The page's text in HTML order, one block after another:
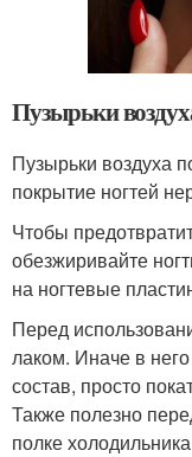
Пузырьки
Пузырьки воздуха
покрытие ногтей
Чтобы
обезжиривайте
на ногтевые
Перед
лаком. Иначе в
состав, просто
Также полезно
полке